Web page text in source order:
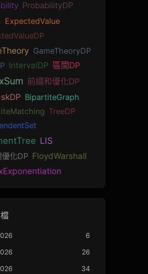
ProbabilityDP
ExpectedValue
GameTheoryDP
IntervalDP 區間DP
前綴和優化DP
BipartiteGraph
TreeDP
LIS
化DP FloydWarshall
6
26
34